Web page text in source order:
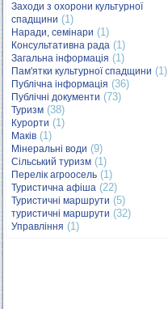
Заходи з охорони культурної
спадщини (1)
Наради, семінари (1)
Консультативна рада (1)
Загальна інформація (1)
Пам'ятки культурної спадщини (1)
Публічна інформація (36)
Публічні документи (73)
Туризм (38)
Курорти (1)
Маків (1)
Мінеральні води (9)
Сільський туризм (1)
Перелік агроосель (1)
Туристична афіша (22)
Туристичні маршрути (5)
туристичні маршрути (32)
Управління (1)